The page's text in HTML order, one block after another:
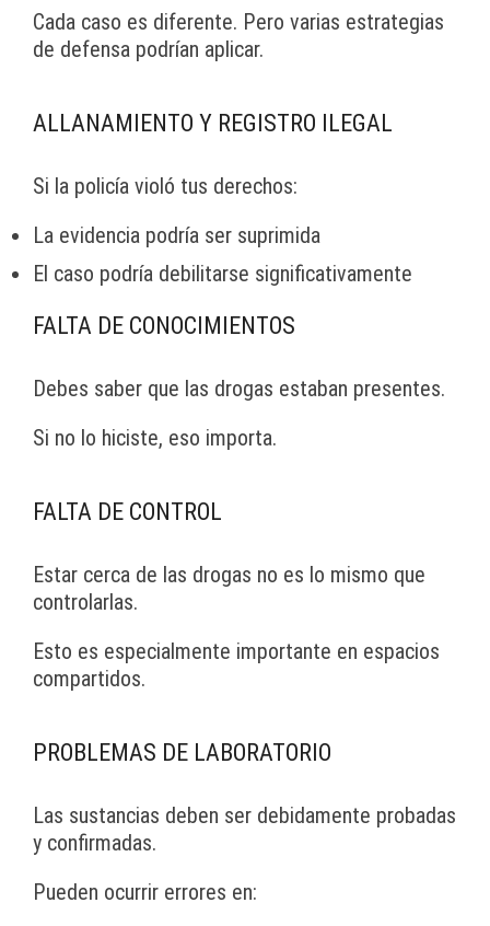
Cada caso es diferente. Pero varias estrategias
de defensa podrían aplicar.
ALLANAMIENTO Y REGISTRO ILEGAL
Si la policía violó tus derechos:
La evidencia podría ser suprimida
El caso podría debilitarse significativamente
FALTA DE CONOCIMIENTOS
Debes saber que las drogas estaban presentes.
Si no lo hiciste, eso importa.
FALTA DE CONTROL
Estar cerca de las drogas no es lo mismo que
controlarlas.
Esto es especialmente importante en espacios
compartidos.
PROBLEMAS DE LABORATORIO
Las sustancias deben ser debidamente probadas
y confirmadas.
Pueden ocurrir errores en: